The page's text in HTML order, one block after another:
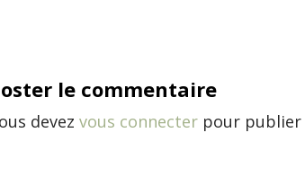
le commentaire
devezvous connecter pour publier